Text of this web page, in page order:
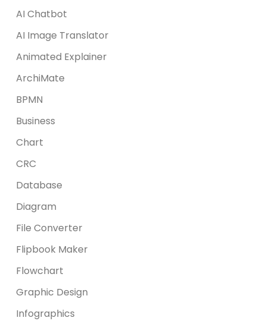
AI Chatbot
AI Image Translator
Animated Explainer
ArchiMate
BPMN
Business
Chart
CRC
Database
Diagram
File Converter
Flipbook Maker
Flowchart
Graphic Design
Infographics